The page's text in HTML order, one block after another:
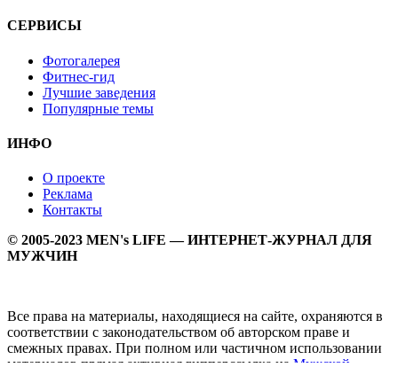
СЕРВИСЫ
Фотогалерея
Фитнес-гид
Лучшие заведения
Популярные темы
ИНФО
О проекте
Реклама
Контакты
© 2005-2023 MEN's LIFE — ИНТЕРНЕТ-ЖУРНАЛ ДЛЯ
МУЖЧИН
Все права на материалы, находящиеся на сайте, охраняются в
соответствии с законодательством об авторском праве и
смежных правах. При полном или частичном использовании
материалов прямая активная гипперссылка на Мужской